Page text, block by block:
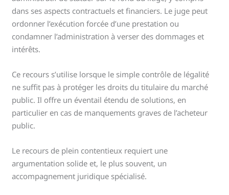
dans ses aspects contractuels et financiers. Le juge peut
ordonner l’exécution forcée d’une prestation ou
condamner l’administration à verser des dommages et
intérêts.
Ce recours s’utilise lorsque le simple contrôle de légalité
ne suffit pas à protéger les droits du titulaire du marché
public. Il offre un éventail étendu de solutions, en
particulier en cas de manquements graves de l’acheteur
public.
Le recours de plein contentieux requiert une
argumentation solide et, le plus souvent, un
accompagnement juridique spécialisé.